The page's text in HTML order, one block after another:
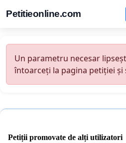
Petitieonline.com
Un parametru necesar
întoarceți la pagina petiției și
Petiții promovate de alți utilizatori